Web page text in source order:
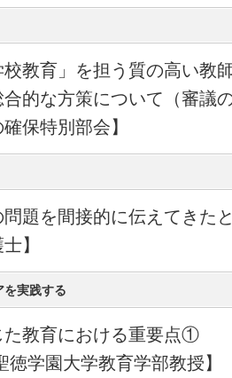
校教育」を担う質の高い教
的な方策について（審議
保特別部会】
題を間接的に伝えてきた
】
を実践する
た教育における重要点①
徳学園大学教育学部教授】